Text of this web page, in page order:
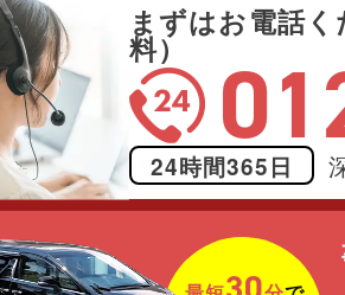
まずはお電話
料）
24時間365日